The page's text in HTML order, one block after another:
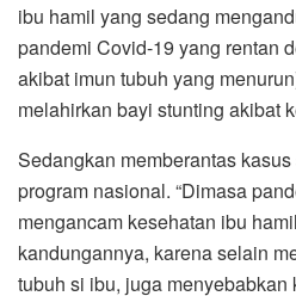
ibu hamil yang sedang
pandemi Covid-19 yang rentan
akibat imun tubuh yang
melahirkan bayi stunting akibat
Sedangkan memberantas
program nasional. “Dimasa
mengancam kesehatan ibu
kandungannya, karena selain
tubuh si ibu, juga menyebabkan